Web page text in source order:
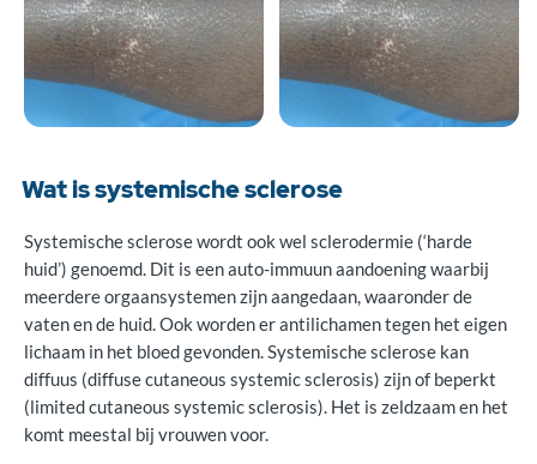
Over Huidhuis
Contact
Doneren
Wat is systemische sclerose
Systemische sclerose wordt ook wel sclerodermie (‘harde
huid’) genoemd. Dit is een auto-immuun aandoening waarbij
meerdere orgaansystemen zijn aangedaan, waaronder de
vaten en de huid. Ook worden er antilichamen tegen het eigen
lichaam in het bloed gevonden. Systemische sclerose kan
diffuus (diffuse cutaneous systemic sclerosis) zijn of beperkt
(limited cutaneous systemic sclerosis). Het is zeldzaam en het
komt meestal bij vrouwen voor.